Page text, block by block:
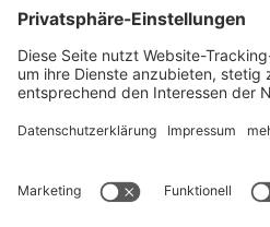
Allgemeine